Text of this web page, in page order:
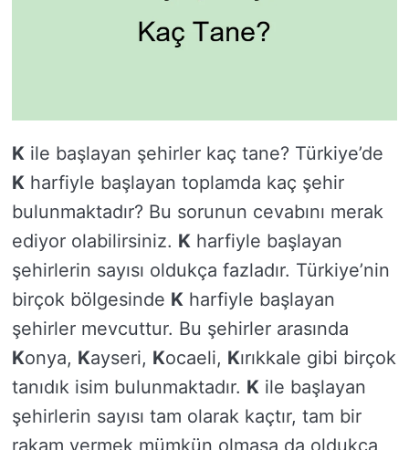
K ile başlayan şehirler kaç tane? Türkiye’de
K harfiyle başlayan toplamda kaç şehir
bulunmaktadır? Bu sorunun cevabını merak
ediyor olabilirsiniz. K harfiyle başlayan
şehirlerin sayısı oldukça fazladır. Türkiye’nin
birçok bölgesinde K harfiyle başlayan
şehirler mevcuttur. Bu şehirler arasında
Konya, Kayseri, Kocaeli, Kırıkkale gibi birçok
tanıdık isim bulunmaktadır. K ile başlayan
şehirlerin sayısı tam olarak kaçtır, tam bir
rakam vermek mümkün olmasa da oldukça